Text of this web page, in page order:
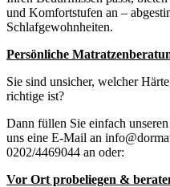
und Komfortstufen an –
Schlafgewohnheiten.
Persönliche
Sie sind unsicher, welcher
richtige ist?
Dann füllen Sie einfach
uns eine E-Mail an
0202/4469044 an oder:
Vor Ort probeliegen &